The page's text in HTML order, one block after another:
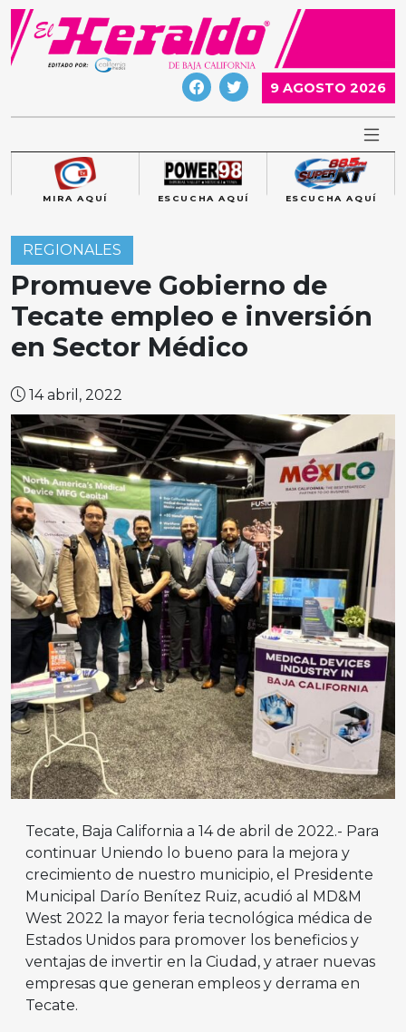
Skip
content
9 AGOSTO 2026
MIRA AQUÍ ESCUCHA AQUÍ ESCUCHA AQUÍ
REGIONALES
Promueve Gobierno de
Tecate empleo e inversión
en Sector Médico
14 abril, 2022
Tecate, Baja California a 14 de abril de 2022.- Para
continuar Uniendo lo bueno para la mejora y
crecimiento de nuestro municipio, el Presidente
Municipal Darío Benítez Ruiz, acudió al MD&M
West 2022 la mayor feria tecnológica médica de
Estados Unidos para promover los beneficios y
ventajas de invertir en la Ciudad, y atraer nuevas
empresas que generan empleos y derrama en
Tecate.